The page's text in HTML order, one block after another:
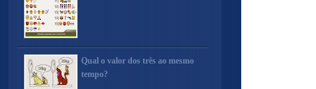
Qual o valor dos três ao mesmo
tempo?